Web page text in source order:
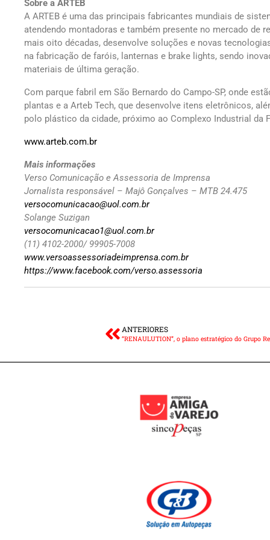
Sobre a ARTEB
A ARTEB é uma das principais fabricantes mundiais de
atendendo montadoras e também presente no mercado de
mais oito décadas, desenvolve soluções e novas
na fabricação de faróis, lanternas e brake lights, sendo
materiais de última geração.
Com parque fabril em São Bernardo do Campo-SP, onde
plantas e a Arteb Tech, que desenvolve itens eletrônicos,
polo plástico da cidade, próximo ao Complexo Industrial da
www.arteb.com.br
Mais informações
Verso Comunicação e Assessoria de Imprensa
Jornalista responsável – Majô Gonçalves – MTB 24.475
versocomunicacao@uol.com.br
Solange Suzigan
versocomunicacao1@uol.com.br
(11) 4102-2000/ 99905-7008
www.versoassessoriadeimprensa.com.br
https://www.facebook.com/verso.assessoria
ANTERIORES
“RENAULUTION”, o plano estratégico do Grupo